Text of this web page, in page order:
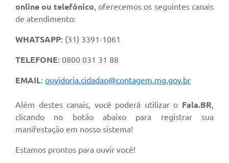
online ou telefônico, oferecemos os seguintes canais
de atendimento:
WHATSAPP: (31) 3391-1061
TELEFONE: 0800 031 31 88
EMAIL: ouvidoria.cidadao@contagem.mg.gov.br
Além destes canais, você poderá utilizar o Fala.BR,
clicando no botão abaixo para registrar sua
manifestação em nosso sistema!
Estamos prontos para ouvir você!